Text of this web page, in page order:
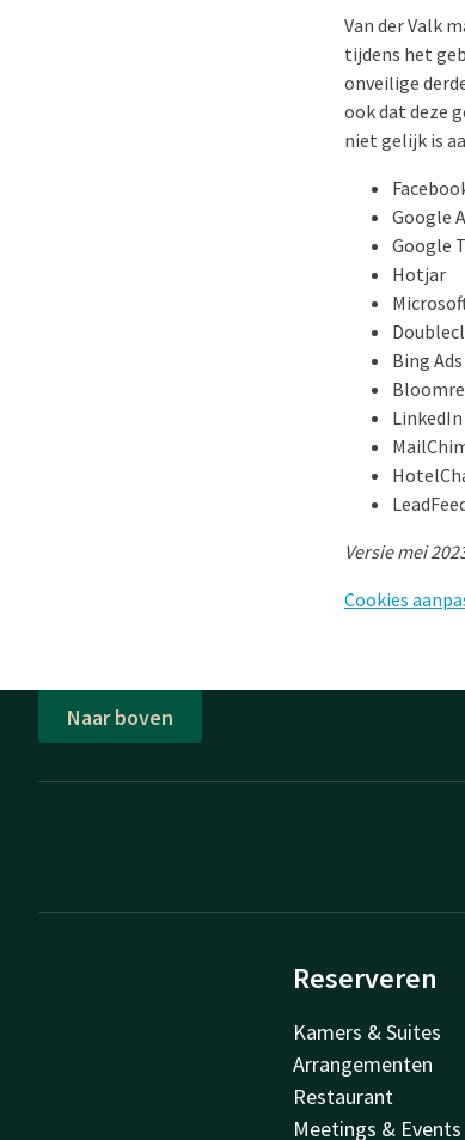
Van der Valk
tijdens het
onveilige
ook dat deze
niet gelijk is
Google
Google
Hotjar
Bing Ads
LinkedIn
Versie mei
Cookies
Naar boven
Reserveren
Kamers & Suites
Arrangementen
Restaurant
Meetings & Events